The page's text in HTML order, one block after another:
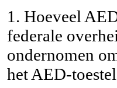
1. Hoeveel
federale
ondernomen
het AED-